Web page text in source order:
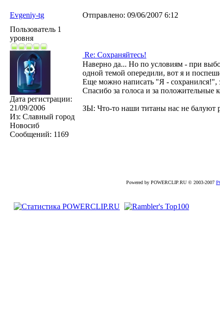
Evgeniy-tg Отправлено: 09/06/2007 6:12
Пользователь 1
уровня
Дата регистрации:
21/09/2006
Из: Славный город
Новосиб
Сообщений: 1169
Re: Сохраняйтесь!
Наверно да... Но по условиям - при
одной темой опередили, вот я и
Еще можно написать "Я - сохранился!",
Спасибо за голоса и за положительные
ЗЫ: Что-то наши титаны нас не балуют
Powered by POWERCLIP.RU © 2003-2007